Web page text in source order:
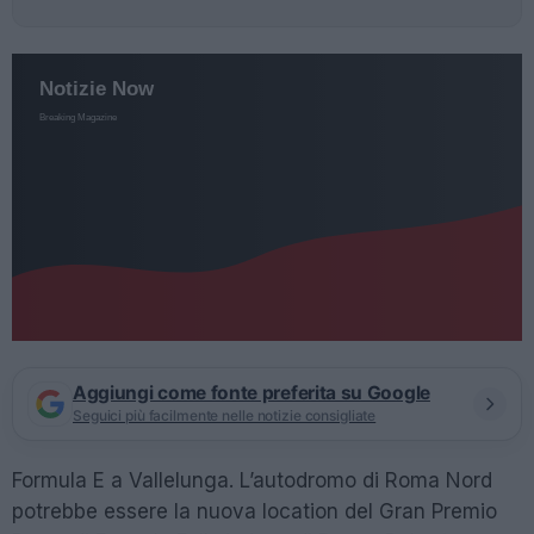
Aggiungi come fonte preferita su Google
Seguici più facilmente nelle notizie consigliate
Formula E a Vallelunga. L’autodromo di Roma Nord
potrebbe essere la nuova location del Gran Premio